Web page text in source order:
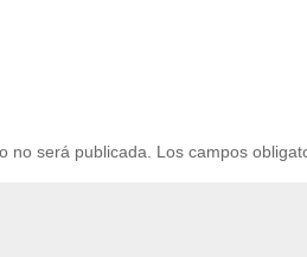
no será publicada. Los campos